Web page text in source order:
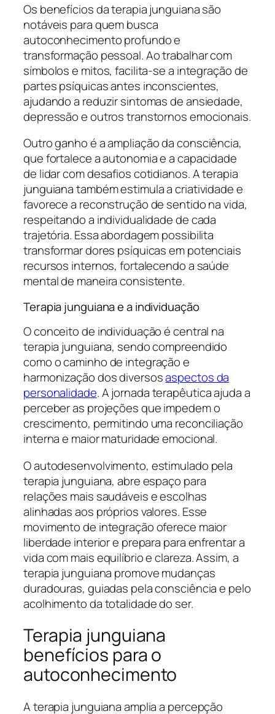
Os benefícios da terapia junguiana são
notáveis para quem busca
autoconhecimento profundo e
transformação pessoal. Ao trabalhar com
símbolos e mitos, facilita-se a integração de
partes psíquicas antes inconscientes,
ajudando a reduzir sintomas de ansiedade,
depressão e outros transtornos emocionais.
Outro ganho é a ampliação da consciência,
que fortalece a autonomia e a capacidade
de lidar com desafios cotidianos. A terapia
junguiana também estimula a criatividade e
favorece a reconstrução de sentido na vida,
respeitando a individualidade de cada
trajetória. Essa abordagem possibilita
transformar dores psíquicas em potenciais
recursos internos, fortalecendo a saúde
mental de maneira consistente.
Terapia junguiana e a individuação
O conceito de individuação é central na
terapia junguiana, sendo compreendido
como o caminho de integração e
harmonização dos diversosaspectos da
personalidade. A jornada terapêutica ajuda a
perceber as projeções que impedem o
crescimento, permitindo uma reconciliação
interna e maior maturidade emocional.
O autodesenvolvimento, estimulado pela
terapia junguiana, abre espaço para
relações mais saudáveis e escolhas
alinhadas aos próprios valores. Esse
movimento de integração oferece maior
liberdade interior e prepara para enfrentar a
vida com mais equilíbrio e clareza. Assim, a
terapia junguiana promove mudanças
duradouras, guiadas pela consciência e pelo
acolhimento da totalidade do ser.
Terapia junguiana
benefícios para o
autoconhecimento
A terapia junguiana amplia a percepção